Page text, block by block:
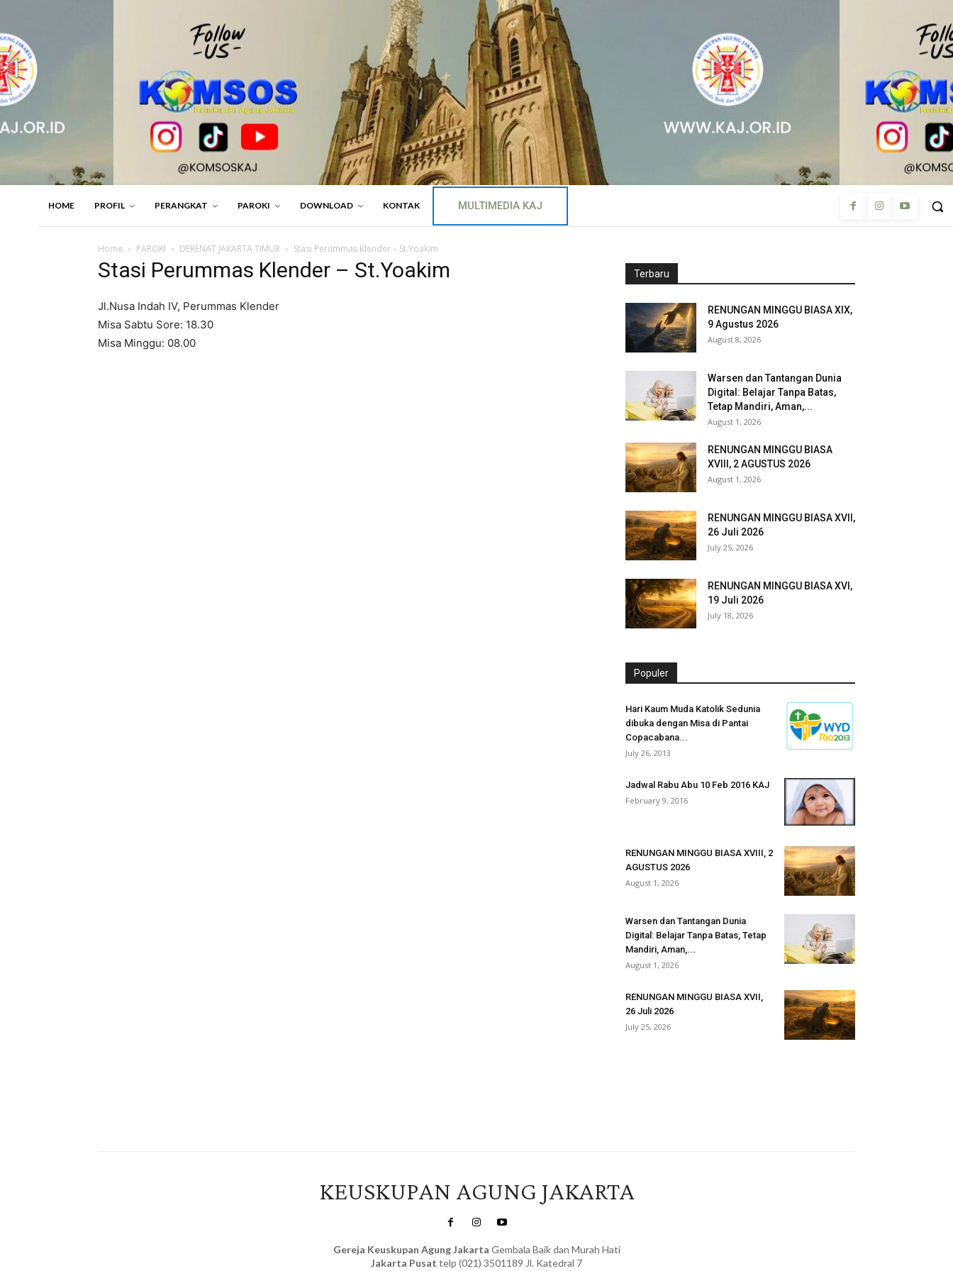
HOME PROFIL PERANGKAT PAROKI DOWNLOAD KONTAK MULTIMEDIA KAJ
Home PAROKI DEKENAT JAKARTA TIMUR Stasi Perummas Klender – St.Yoakim
Stasi Perummas Klender – St.Yoakim
Jl.Nusa Indah IV, Perummas Klender
Misa Sabtu Sore: 18.30
Misa Minggu: 08.00
Terbaru
RENUNGAN MINGGU BIASA XIX,
9 Agustus 2026
August 8, 2026
Warsen dan Tantangan Dunia
Digital: Belajar Tanpa Batas,
Tetap Mandiri, Aman,...
August 1, 2026
RENUNGAN MINGGU BIASA
XVIII, 2 AGUSTUS 2026
August 1, 2026
RENUNGAN MINGGU BIASA XVII,
26 Juli 2026
July 25, 2026
RENUNGAN MINGGU BIASA XVI,
19 Juli 2026
July 18, 2026
Populer
Hari Kaum Muda Katolik Sedunia
dibuka dengan Misa di Pantai
Copacabana...
July 26, 2013
Jadwal Rabu Abu 10 Feb 2016 KAJ
February 9, 2016
RENUNGAN MINGGU BIASA XVIII, 2
AGUSTUS 2026
August 1, 2026
Warsen dan Tantangan Dunia
Digital: Belajar Tanpa Batas, Tetap
Mandiri, Aman,...
August 1, 2026
RENUNGAN MINGGU BIASA XVII,
26 Juli 2026
July 25, 2026
KEUSKUPAN AGUNG JAKARTA
Gereja Keuskupan Agung Jakarta Gembala Baik dan Murah Hati
Jakarta Pusat telp (021) 3501189 Jl. Katedral 7